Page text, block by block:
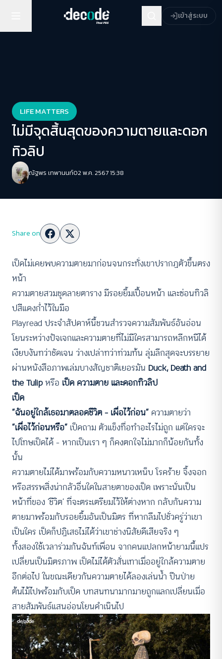
เข้าสู่ระบบ
LIFE MATTERS
ไม่มีจุดสิ้นสุดของความตายและดอก
ทิวลิป
ณัฐพร เทพานนท์02 พ.ค. 2567 15:38
Share on
เป็ดไม่เคยพบความตายมาก่อนจนกระทั่งเขาปรากฏตัวขึ้นตรง
หน้า
ความตายสวมชุดลายตาราง มีรอยยิ้มเปื้อนหน้า และซ่อนทิวลิ
ปสีแดงก่ำไว้ในมือ
Playread ประจำสัปดาห์นี้ชวนสำรวจความสัมพันธ์อันอ่อน
โยนระหว่างปัจเจกและความตายที่ไม่มีใครสามารถหลีกหนีได้
เงียบงันทว่าชัดเจน ว่างเปล่าทว่าท่วมท้น ลุ่มลึกสุดจะบรรยาย
ผ่านหนังสือภาพเล่มบางสัญชาติเยอรมัน Duck, Death and
the Tulipหรือ เป็ด ความตาย และดอกทิวลิป
เป็ด
“ฉันอยู่ใกล้เธอมาตลอดชีวิต – เผื่อไว้ก่อน” ความตายว่า
“เผื่อไว้ก่อนหรือ” เป็ดถาม ตัวแข็งทื่อทำอะไรไม่ถูก แต่ใครจะ
ไปโทษเป็ดได้ – หากเป็นเรา ๆ ก็คงตกใจไม่มากก็น้อยกันทั้ง
นั้น
ความตายไม่ได้มาพร้อมกับความหนาวเหน็บ โรคร้าย จิ้งจอก
หรือสรรพสิ่งน่ากลัวอื่นใดในสายตาของเป็ด เพราะนั่นเป็น
หน้าที่ของ ‘ชีวิต’ ที่จะตระเตรียมไว้ให้ต่างหาก กลับกันความ
ตายมาพร้อมกับรอยยิ้มอันเป็นมิตร ที่หากลืมไปชั่วครู่ว่าเขา
เป็นใคร เป็ดก็ปฏิเสธไม่ได้ว่าเขาช่างนิสัยดีเสียจริง ๆ
ทั้งสองใช้เวลาร่วมกันฉันท์เพื่อน จากคนแปลกหน้ายามนี้แปร
เปลี่ยนเป็นมิตรภาพ เป็ดไม่ได้ตัวสั่นเทาเมื่ออยู่ใกล้ความตาย
อีกต่อไป ในขณะเดียวกันความตายได้ลองเล่นน้ำ ปีนป่าย
ต้นไม้ไปพร้อมกับเป็ด บทสนทนามากมายถูกแลกเปลี่ยนเมื่อ
สายสัมพันธ์แสนอ่อนโยนดำเนินไป